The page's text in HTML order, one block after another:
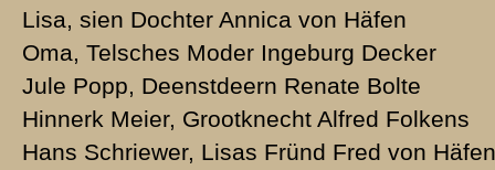
Lisa, sien Dochter Annica von Häfen
Oma, Telsches Moder Ingeburg Decker
Jule Popp, Deenstdeern Renate Bolte
Hinnerk Meier, Grootknecht Alfred Folkens
Hans Schriewer, Lisas Fründ Fred von Häfen